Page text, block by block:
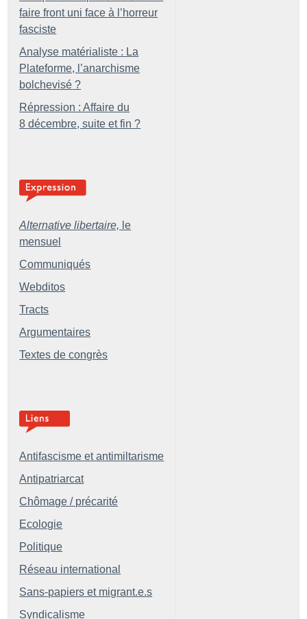
faire front uni face à l’horreur
fasciste
Analyse matérialiste : La
Plateforme, l’anarchisme
bolchevisé ?
Répression : Affaire du
8 décembre, suite et fin ?
Alternative libertaire, le
mensuel
Communiqués
Webditos
Tracts
Argumentaires
Textes de congrès
Antifascisme et antimiltarisme
Antipatriarcat
Chômage / précarité
Ecologie
Politique
Réseau international
Sans-papiers et migrant.e.s
Syndicalisme